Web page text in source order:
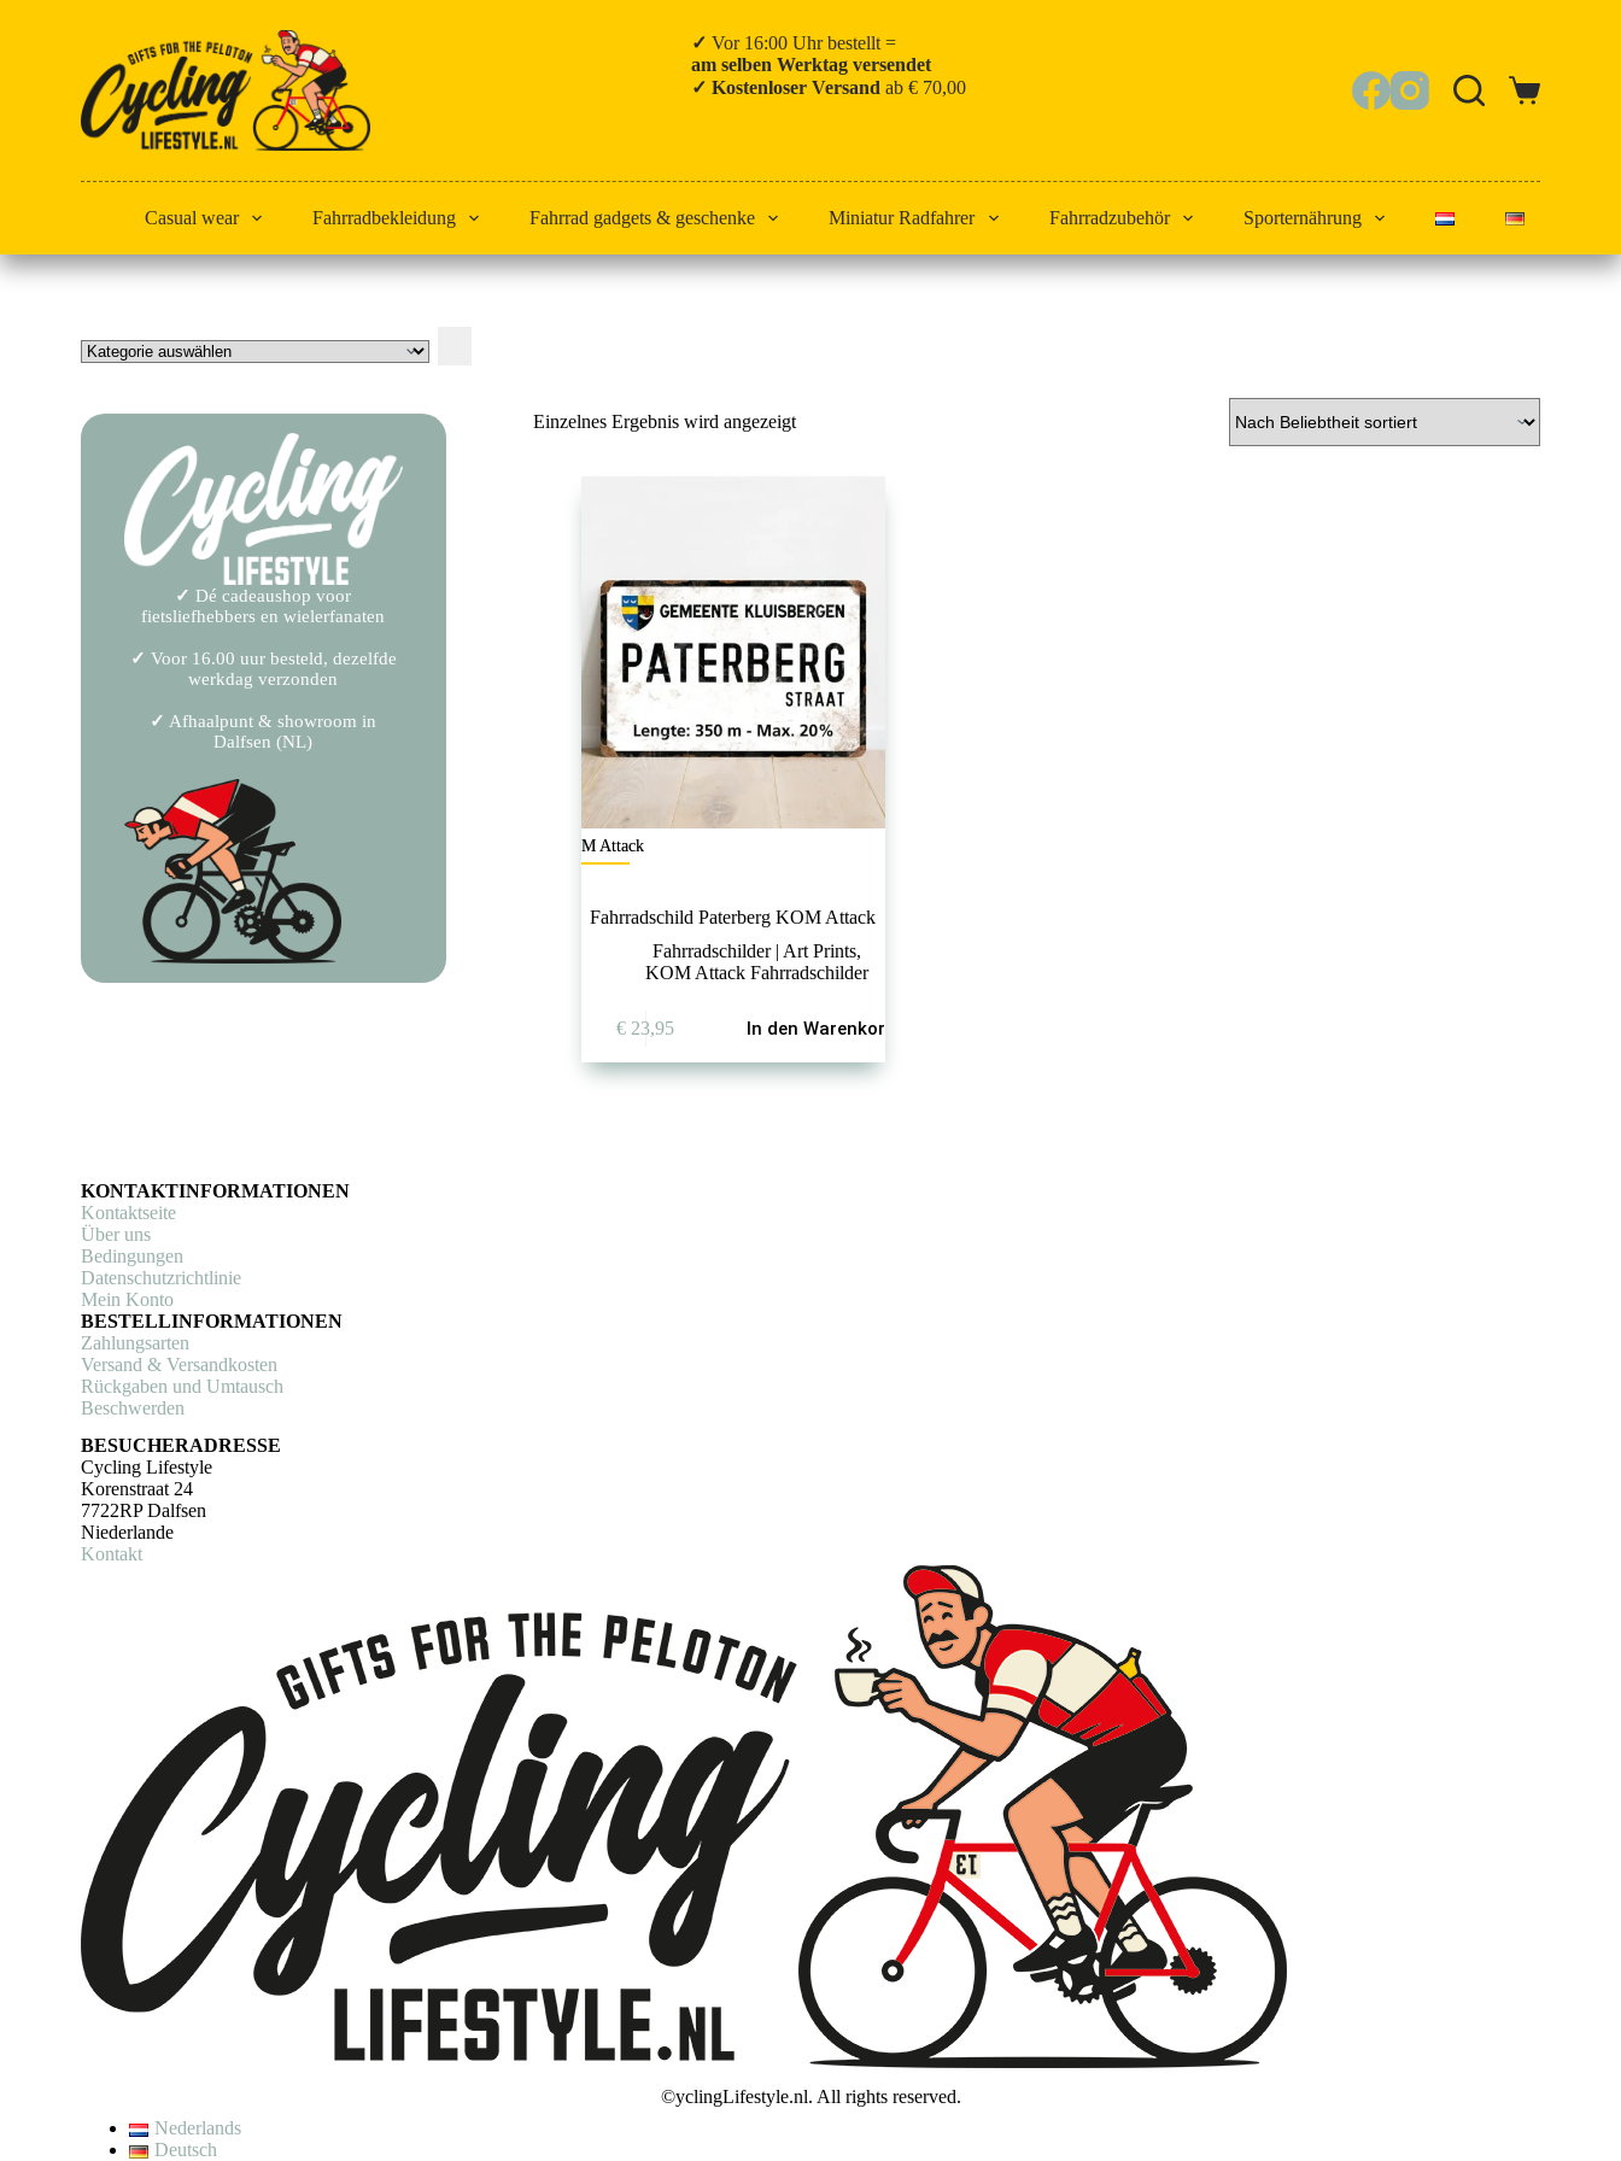
✓ Vor 16:00 Uhr bestellt =
am selben Werktag versendet
✓ Kostenloser Versand ab € 70,00
Warenkorb
Casual wear Fahrradbekleidung Fahrrad gadgets & geschenke Miniatur Radfahrer Fahrradzubehör Sporternährung
Einzelnes Ergebnis wird angezeigt
KOM Attack
Fahrradschild Paterberg KOM Attack
Fahrradschilder | Art Prints,
KOM Attack Fahrradschilder
€ 23,95 In den Warenkorb
auswählen
✓ Dé cadeaushop voor
fietsliefhebbers en wielerfanaten
✓ Voor 16.00 uur besteld, dezelfde
werkdag verzonden
✓ Afhaalpunt & showroom in
Dalfsen (NL)
KONTAKTINFORMATIONEN
Kontaktseite
Über uns
Bedingungen
Datenschutzrichtlinie
Mein Konto
BESTELLINFORMATIONEN
Zahlungsarten
Versand & Versandkosten
Rückgaben und Umtausch
Beschwerden
BESUCHERADRESSE
Cycling Lifestyle
Korenstraat 24
7722RP Dalfsen
Niederlande
Kontakt
©yclingLifestyle.nl. All rights reserved.
Nederlands
Deutsch